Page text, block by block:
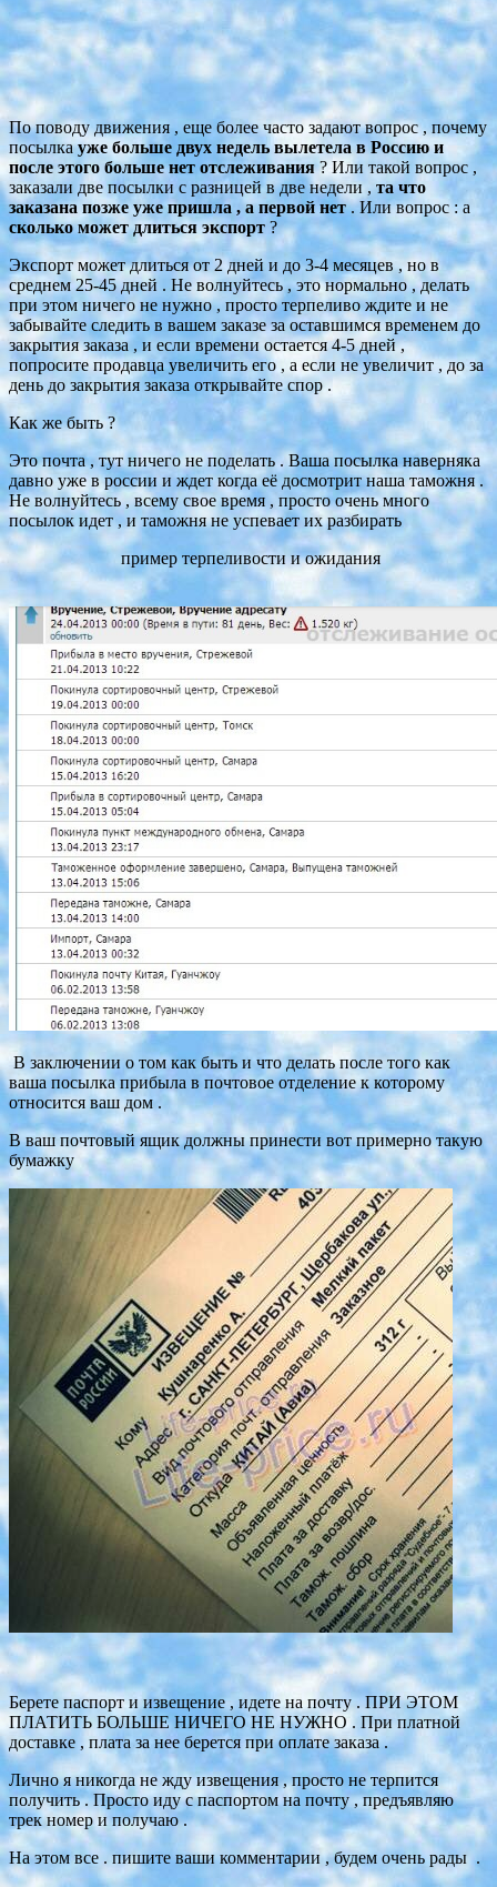
По поводу движения , еще более часто задают вопрос , почему
посылкауже больше двух недель вылетела в Россию и
после этого больше нет отслеживания? Или такой вопрос ,
заказали две посылки с разницей в две недели ,та что
заказана позже уже пришла , а первой нет. Или вопрос : а
сколько может длиться экспорт ?
Экспорт может длиться от 2 дней и до 3-4 месяцев , но в
среднем 25-45 дней . Не волнуйтесь , это нормально , делать
при этом ничего не нужно , просто терпеливо ждите и не
забывайте следить в вашем заказе за оставшимся временем до
закрытия заказа , и если времени остается 4-5 дней ,
попросите продавца увеличить его , а если не увеличит , до за
день до закрытия заказа открывайте спор .
Как же быть ?
Это почта , тут ничего не поделать . Ваша посылка наверняка
давно уже в россии и ждет когда её досмотрит наша таможня .
Не волнуйтесь , всему свое время , просто очень много
посылок идет , и таможня не успевает их разбирать
пример терпеливости и ожидания
В заключении о том как быть и что делать после того как
ваша посылка прибыла в почтовое отделение к которому
относится ваш дом .
В ваш почтовый ящик должны принести вот примерно такую
бумажку
Берете паспорт и извещение , идете на почту . ПРИ ЭТОМ
ПЛАТИТЬ БОЛЬШЕ НИЧЕГО НЕ НУЖНО . При платной
доставке , плата за нее берется при оплате заказа .
Лично я никогда не жду извещения , просто не терпится
получить . Просто иду с паспортом на почту , предъявляю
трек номер и получаю .
На этом все . пишите ваши комментарии , будем очень рады .